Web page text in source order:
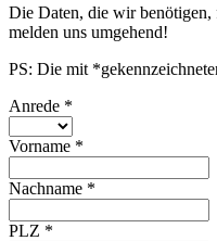
Die Daten, die wir
melden uns umgehend!
PS: Die mit
Anrede *
Vorname *
Nachname *
PLZ *